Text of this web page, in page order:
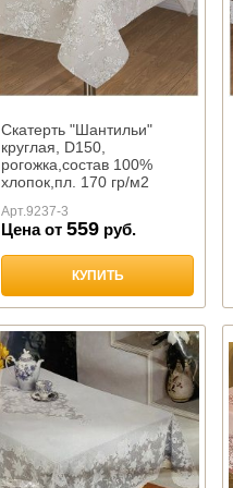
Скатерть "Шантильи"
круглая, D150,
рогожка,состав 100%
хлопок,пл. 170 гр/м2
Арт.9237-3
Цена от 559 руб.
КУПИТЬ